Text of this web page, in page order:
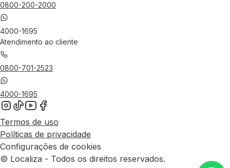
0800-200-2000
4000-1695
Atendimento ao cliente
0800-701-2523
4000-1695
Termos de uso
Políticas de privacidade
Configurações de cookies
© Localiza - Todos os direitos reservados.